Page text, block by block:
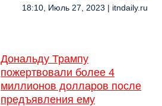
18:10, Июль 27, 2023 | itndaily.ru
Дональду Трампу
пожертвовали более 4
миллионов долларов после
предъявления ему